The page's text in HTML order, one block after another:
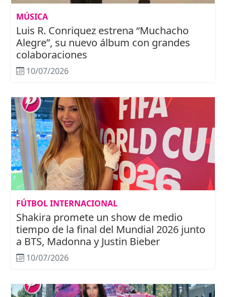
MÚSICA
Luis R. Conriquez estrena “Muchacho
Alegre”, su nuevo álbum con grandes
colaboraciones
10/07/2026
FÚTBOL INTERNACIONAL
Shakira promete un show de medio
tiempo de la final del Mundial 2026 junto
a BTS, Madonna y Justin Bieber
10/07/2026